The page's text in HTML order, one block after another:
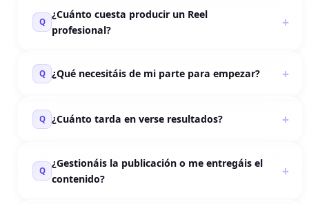
Cancelar Enviar solicitud
Q
¿Cuánto cuesta producir un Reel
profesional?
Q ¿Qué necesitáis de mi parte para empezar?
Q ¿Cuánto tarda en verse resultados?
Q
¿Gestionáis la publicación o me entregáis el
contenido?